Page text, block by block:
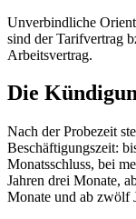
Unverbindliche
sind der Tarifvertrag
Arbeitsvertrag.
Die
Nach der Probezeit
Beschäftigungszeit:
Monatsschluss, bei
Jahren drei Monate,
Monate und ab zwölf